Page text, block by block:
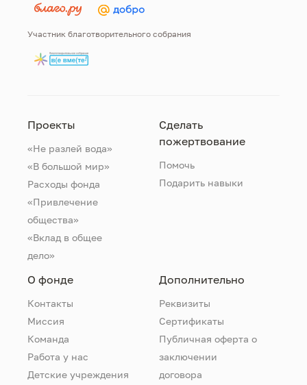
Участник благотворительного собрания
Проекты
«Не разлей вода»
«В большой мир»
Расходы фонда
«Привлечение
общества»
«Вклад в общее
дело»
Сделать
пожертвование
Помочь
Подарить навыки
О фонде
Контакты
Миссия
Команда
Работа у нас
Детские учреждения
Дополнительно
Реквизиты
Сертификаты
Публичная оферта о
заключении
договора